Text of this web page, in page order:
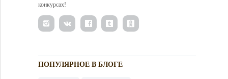
конкурсах!
ПОПУЛЯРНОЕ В БЛОГЕ